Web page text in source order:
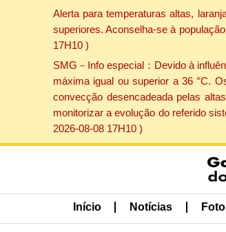
Alerta para temperaturas altas,
superiores. Aconselha-se à
17H10 )
SMG－Info especial：Devido à
máxima igual ou superior a 36 °C.
convecção desencadeada pelas
monitorizar a evolução do referido
2026-08-08 17H10 )
Início Notícias Foto